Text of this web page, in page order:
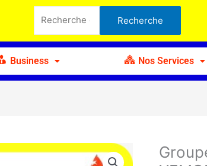
pour :
Recherche
Business Nos Services
quantité
de